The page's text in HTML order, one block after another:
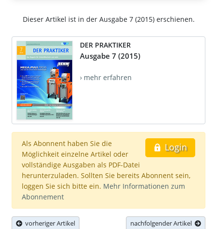
Dieser Artikel ist in der Ausgabe 7 (2015) erschienen.
DER PRAKTIKER
Ausgabe 7 (2015)
› mehr erfahren
Login
Als Abonnent haben Sie die
Möglichkeit einzelne Artikel oder
vollständige Ausgaben als PDF-Datei
herunterzuladen. Sollten Sie bereits Abonnent sein,
loggen Sie sich bitte ein. Mehr Informationen zum
Abonnement
vorheriger Artikel nachfolgender Artikel